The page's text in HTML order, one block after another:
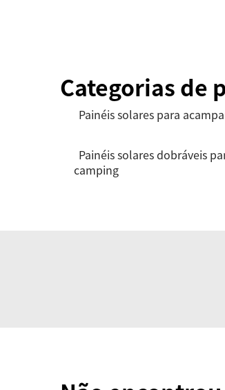
Categorias de
Painéis solares para
Painéis solares dobráveis
camping